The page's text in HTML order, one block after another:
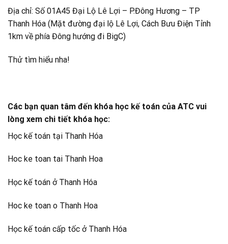
Địa chỉ: Số 01A45 Đại Lộ Lê Lợi – P.Đông Hương – TP
Thanh Hóa (Mặt đường đại lộ Lê Lợi, Cách Bưu Điện Tỉnh
1km về phía Đông hướng đi BigC)
Thử tìm hiểu nha!
Các bạn quan tâm đến khóa học kế toán của ATC vui
lòng xem chi tiết khóa học:
Học kế toán tại Thanh Hóa
Hoc ke toan tai Thanh Hoa
Học kế toán ở Thanh Hóa
Hoc ke toan o Thanh Hoa
Học kế toán cấp tốc ở Thanh Hóa